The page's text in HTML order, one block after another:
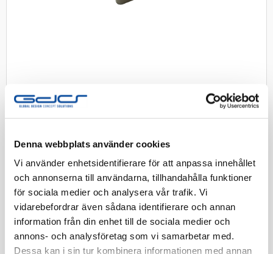
Denna webbplats använder cookies
Vi använder enhetsidentifierare för att anpassa innehållet
och annonserna till användarna, tillhandahålla funktioner
för sociala medier och analysera vår trafik. Vi
vidarebefordrar även sådana identifierare och annan
information från din enhet till de sociala medier och
annons- och analysföretag som vi samarbetar med.
Dessa kan i sin tur kombinera informationen med annan
Dörr 2-radig till GDS Elcentral
Reservdel 2-radig dörr vit
Artnr:
2507137
Tillv. Artnr:
door for 22709302 two row
Finns i lager